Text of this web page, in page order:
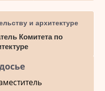
и архитектуре
Комитета по